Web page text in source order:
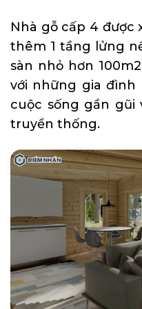
Nhà gỗ cấp 4 được
thêm 1 tầng lửng
sàn nhỏ hơn
với những gia
cuộc sống gần gũi
truyền thống.